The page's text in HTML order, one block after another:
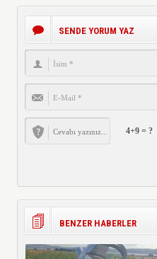
SENDE YORUM YAZ
4+9 = ?
BENZER HABERLER